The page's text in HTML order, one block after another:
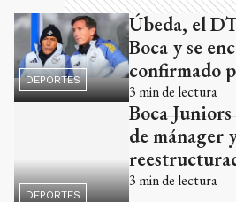
DEPORTES
Úbeda, el
Boca y se
confirmado
3 min de lectura
DEPORTES
Boca
de mánager
3 min de lectura